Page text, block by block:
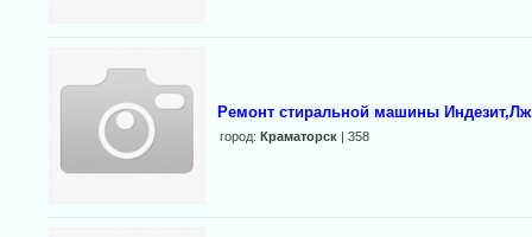
Ремонт стиральной машины
город: Краматорск| 358